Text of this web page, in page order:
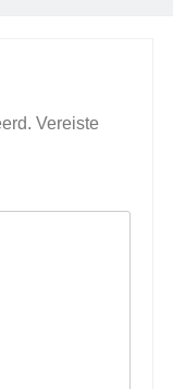
Vereiste